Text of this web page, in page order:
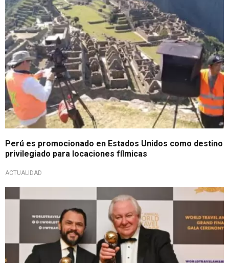
Perú es promocionado en Estados Unidos como destino
privilegiado para locaciones fílmicas
ACTUALIDAD